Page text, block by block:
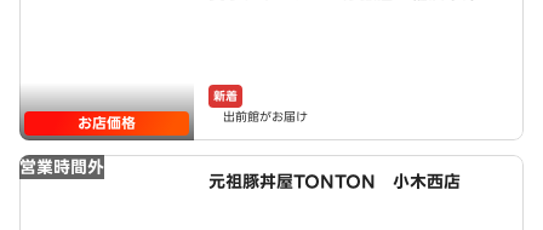
お店価格
新着
出前館がお届け
営業時間外
元祖豚丼屋TONTON 小木西店